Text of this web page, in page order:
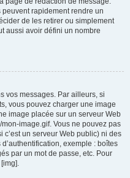
peuvent rapidement rendre un
de les retirer ou simplement
aussi avoir défini un nombre
vos messages. Par ailleurs, si
vous pouvez charger une image
image placée sur un serveur Web
image.gif. Vous ne pouvez pas
c’est un serveur Web public) ni des
exemple : boîtes
par un mot de passe, etc. Pour